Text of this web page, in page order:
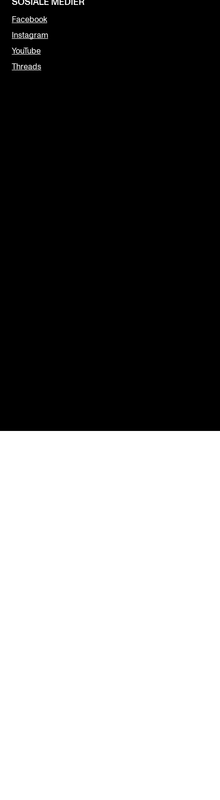
SOSIALE MEDIER
Facebook
Instagram
YouTube
Threads